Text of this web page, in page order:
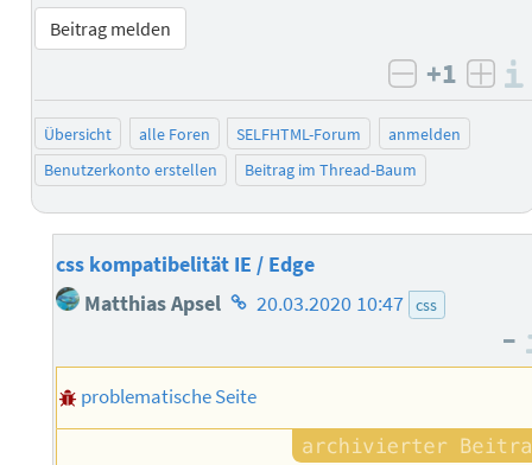
Beitrag melden
negativ
+1
Übersicht alle Foren SELFHTML-Forum
anmelden
Benutzerkonto erstellen
Beitrag im Thread-Baum
css kompatibelität IE / Edge
Matthias Apsel Homepage
Autors
20.03.2020 10:47 css
–
problematische Seite